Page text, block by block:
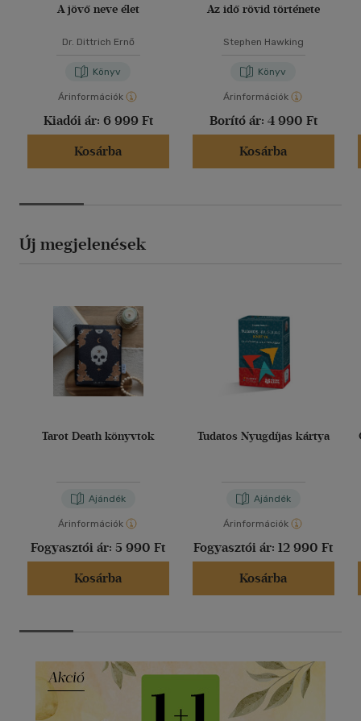
A jövő neve élet
Dr. Dittrich Ernő
Könyv
Árinformációk
Kiadói ár: 6 999 Ft
Kosárba
Az idő rövid története
Stephen Hawking
Könyv
Árinformációk
Borító ár: 4 990 Ft
Kosárba
Új megjelenések
Tarot Death könyvtok
Ajándék
Árinformációk
Fogyasztói ár: 5 990 Ft
Kosárba
Tudatos Nyugdíjas kártya
Ajándék
Árinformációk
Fogyasztói ár: 12 990 Ft
Kosárba